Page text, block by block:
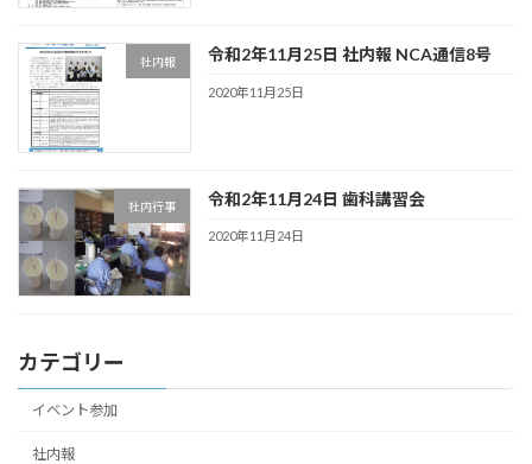
社内報 令和2年11月25日 社内報 NCA通信8号
2020年11月25日
社内行事 令和2年11月24日 歯科講習会
2020年11月24日
カテゴリー
イベント参加
社内報